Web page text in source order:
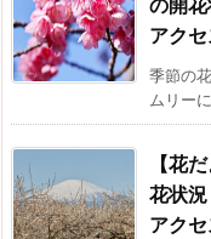
アク
季節の
ムリー
【花
花状
アク